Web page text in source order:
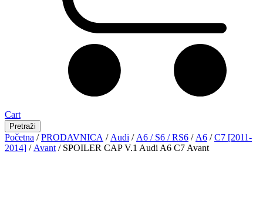
Cart
Pretraži
Početna /PRODAVNICA / Audi / A6 / S6 / RS6 / A6 /C7 [2011-
2014] / Avant / SPOILER CAP V.1 Audi A6 C7 Avant